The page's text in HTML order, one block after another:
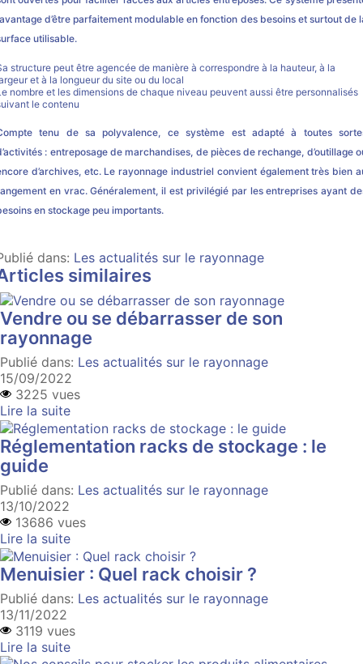
d’être parfaitement modulable en fonction des besoins et surtout de
utilisable.
structure peut être agencée de manière à correspondre à la hauteur, à la
et à la longueur du site ou du local
nombre et les dimensions de chaque niveau peuvent aussi être personnalisés
le contenu
tenu de sa polyvalence, ce système est adapté à toutes
: entreposage de marchandises, de pièces de rechange, d’outillage
d’archives, etc. Le rayonnage industriel convient également très bien
en vrac. Généralement, il est privilégié par les entreprises ayant
en stockage peu importants.
dans: Les actualités sur le rayonnage
similaires
Vendre ou se débarrasser de son
rayonnage
Publié dans: Les actualités sur le rayonnage
15/09/2022
3225 vues
Lire la suite
Réglementation racks de stockage : le
guide
Publié dans: Les actualités sur le rayonnage
13/10/2022
13686 vues
Lire la suite
Menuisier : Quel rack choisir ?
Publié dans: Les actualités sur le rayonnage
13/11/2022
3119 vues
Lire la suite